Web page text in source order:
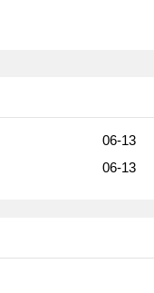
06-13
06-13